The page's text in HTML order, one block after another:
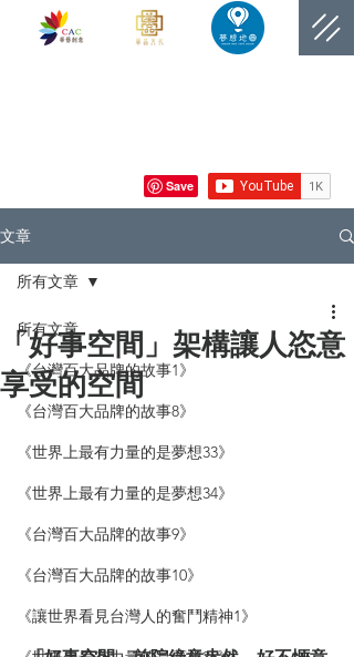
文章
所有文章
《台灣百大品牌的故事1》
《台灣百大品牌的故事8》
《世界上最有力量的是夢想33》
《世界上最有力量的是夢想34》
《台灣百大品牌的故事9》
《台灣百大品牌的故事10》
《讓世界看見台灣人的奮鬥精神1》
所有文章
「好事空間」架構讓人恣意
享受的空間